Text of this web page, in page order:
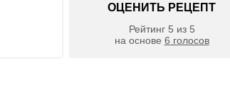
ОЦЕНИТЬ РЕЦЕПТ
Рейтинг 5 из 5
на основе 6 голосов